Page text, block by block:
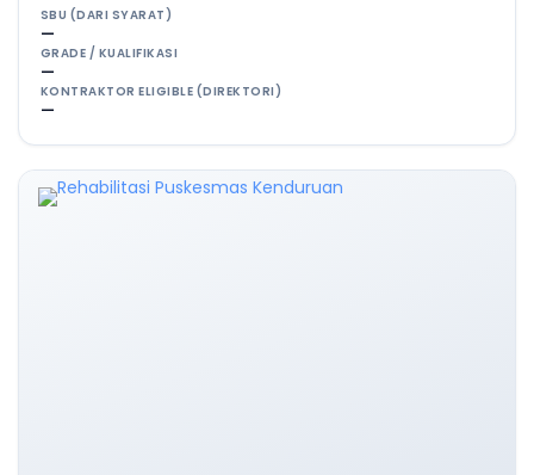
SBU (DARI SYARAT)
—
GRADE / KUALIFIKASI
—
KONTRAKTOR ELIGIBLE (DIREKTORI)
—